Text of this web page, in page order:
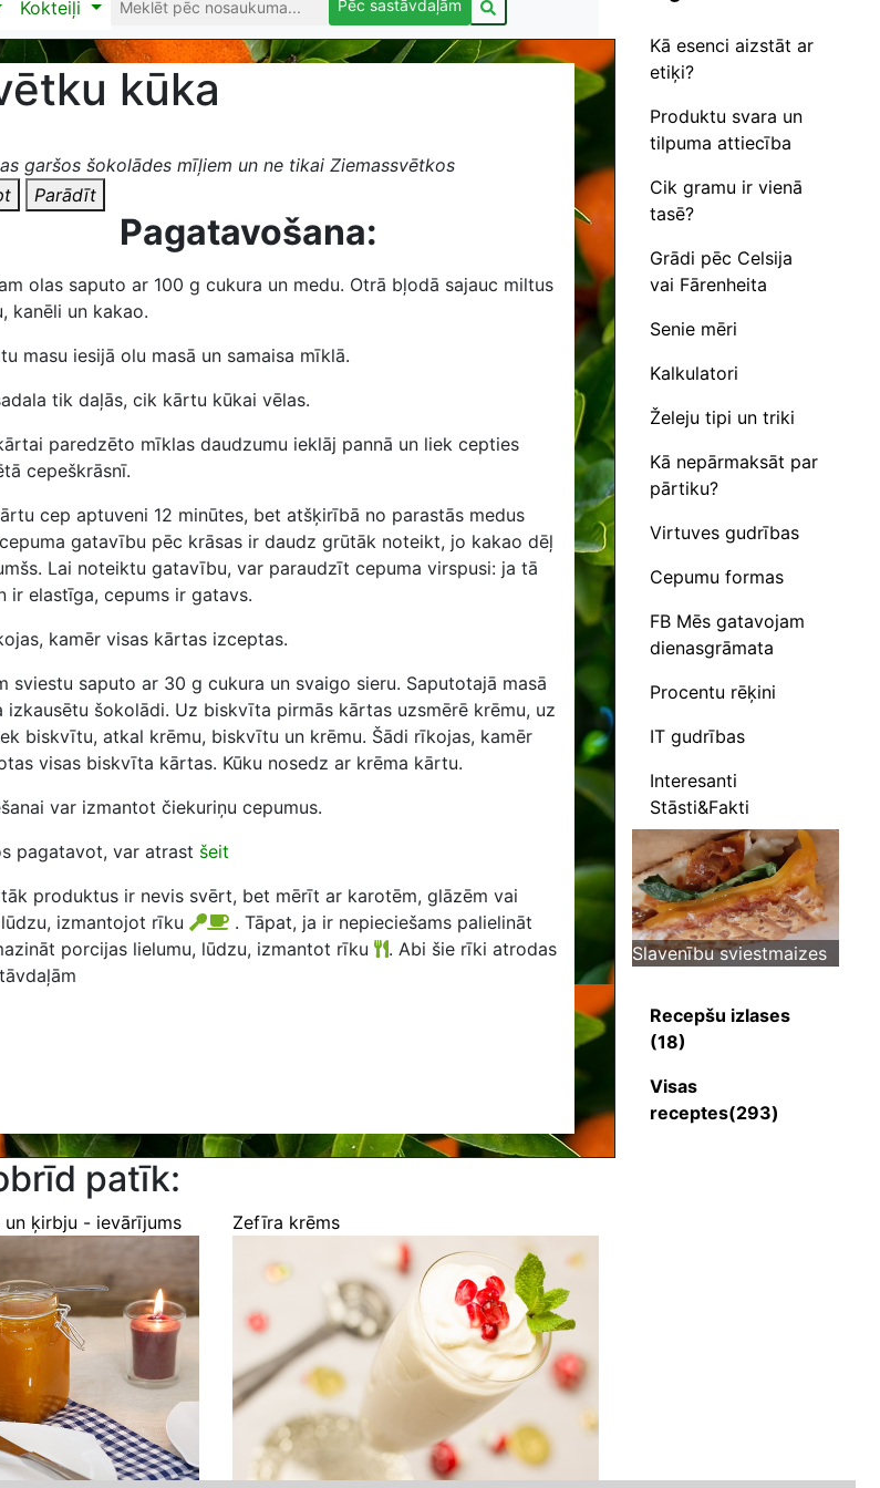
Kokteiļi Pēc sastāvdaļām
kūka
garšos šokolādes mīļiem un ne tikai Ziemassvētkos
Parādīt
Pagatavošana:
olas saputo ar 100 g cukura un medu. Otrā bļodā sajauc miltus
kanēli un kakao.
masu iesijā olu masā un samaisa mīklā.
tik daļās, cik kārtu kūkai vēlas.
paredzēto mīklas daudzumu ieklāj pannā un liek cepties
cepeškrāsnī.
cep aptuveni 12 minūtes, bet atšķirībā no parastās medus
gatavību pēc krāsas ir daudz grūtāk noteikt, jo kakao dēļ
Lai noteiktu gatavību, var paraudzīt cepuma virspusi: ja tā
ir elastīga, cepums ir gatavs.
kamēr visas kārtas izceptas.
sviestu saputo ar 30 g cukura un svaigo sieru. Saputotajā masā
izkausētu šokolādi. Uz biskvīta pirmās kārtas uzsmērē krēmu, uz
biskvītu, atkal krēmu, biskvītu un krēmu. Šādi rīkojas, kamēr
visas biskvīta kārtas. Kūku nosedz ar krēma kārtu.
var izmantot čiekuriņu cepumus.
pagatavot, var atrast šeit
produktus ir nevis svērt, bet mērīt ar karotēm, glāzēm vai
izmantojot rīku
. Tāpat, ja ir nepieciešams palielināt
porcijas lielumu, lūdzu, izmantot rīku
. Abi šie rīki atrodas
patīk:
ķirbju - ievārījums Zefīra krēms
Kā esenci aizstāt ar
etiķi?
Produktu svara un
tilpuma attiecība
Cik gramu ir vienā
tasē?
Grādi pēc Celsija
vai Fārenheita
Senie mēri
Kalkulatori
Želeju tipi un triki
Kā nepārmaksāt par
pārtiku?
Virtuves gudrības
Cepumu formas
FB Mēs gatavojam
dienasgrāmata
Procentu rēķini
IT gudrības
Interesanti
Stāsti&Fakti
Slavenību sviestmaizes
Recepšu izlases
(18)
Visas
receptes(293)